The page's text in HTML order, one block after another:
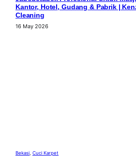
Kantor, Hotel, Gudang & Pabrik |
Cleaning
16 May 2026
Bekasi Cuci Karpet